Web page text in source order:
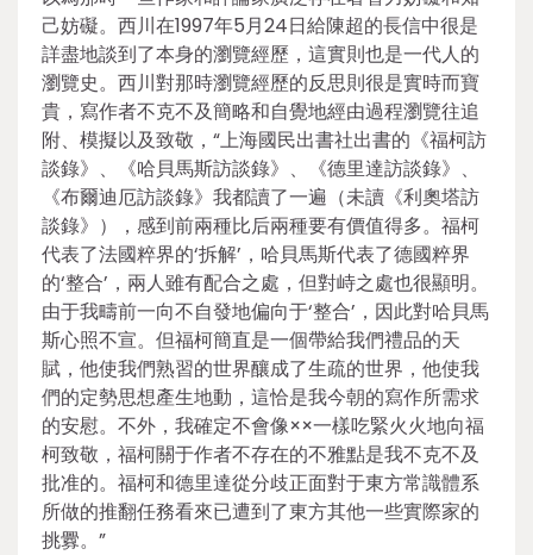
己妨礙。西川在1997年5月24日給陳超的長信中很是
詳盡地談到了本身的瀏覽經歷，這實則也是一代人的
瀏覽史。西川對那時瀏覽經歷的反思則很是實時而寶
貴，寫作者不克不及簡略和自覺地經由過程瀏覽往追
附、模擬以及致敬，“上海國民出書社出書的《福柯訪
談錄》、《哈貝馬斯訪談錄》、《德里達訪談錄》、
《布爾迪厄訪談錄》我都讀了一遍（未讀《利奧塔訪
談錄》），感到前兩種比后兩種要有價值得多。福柯
代表了法國粹界的‘拆解’，哈貝馬斯代表了德國粹界
的‘整合’，兩人雖有配合之處，但對峙之處也很顯明。
由于我疇前一向不自發地偏向于‘整合’，因此對哈貝馬
斯心照不宣。但福柯簡直是一個帶給我們禮品的天
賦，他使我們熟習的世界釀成了生疏的世界，他使我
們的定勢思想產生地動，這恰是我今朝的寫作所需求
的安慰。不外，我確定不會像××一樣吃緊火火地向福
柯致敬，福柯關于作者不存在的不雅點是我不克不及
批准的。福柯和德里達從分歧正面對于東方常識體系
所做的推翻任務看來已遭到了東方其他一些實際家的
挑釁。”